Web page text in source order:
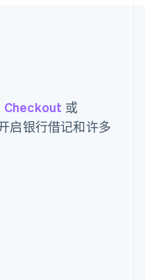
Checkout 或
启银行借记和许多